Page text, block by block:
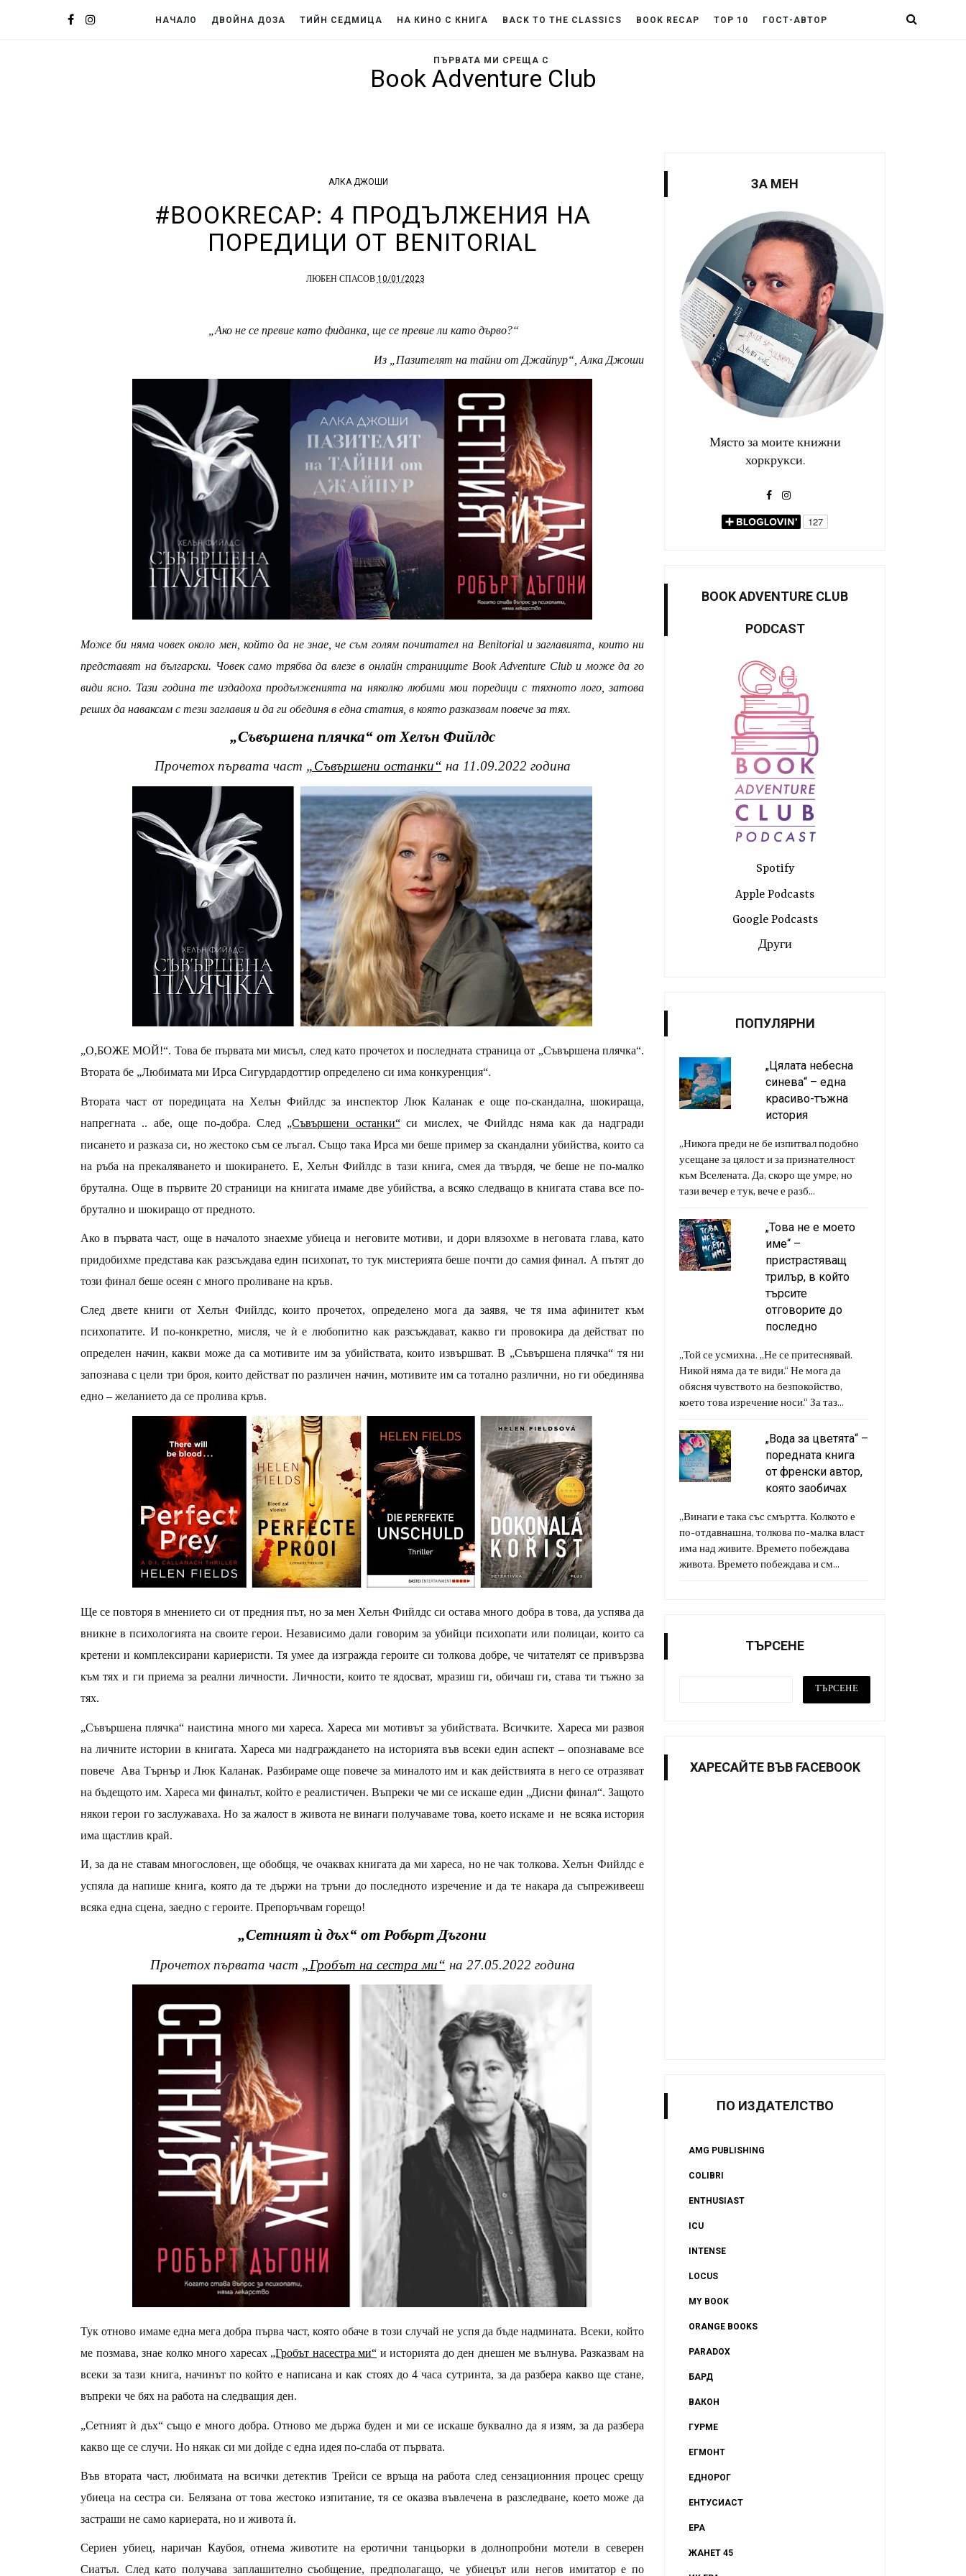
НАЧАЛО ДВОЙНА ДОЗА ТИЙН СЕДМИЦА НА КИНО С КНИГА BACK TO THE CLASSICS BOOK RECAP TOP 10 ГОСТ-АВТОР
ПЪРВАТА МИ СРЕЩА С
Book Adventure Club
АЛКА ДЖОШИ
#BOOKRECAP: 4 ПРОДЪЛЖЕНИЯ НА
ПОРЕДИЦИ ОТ BENITORIAL
ЛЮБЕН СПАСОВ 10/01/2023
„Ако не се превие като фиданка, ще се превие ли като дърво?“
Из „Пазителят на тайни от Джайпур“, Алка Джоши
Може би няма човек около мен, който да не знае, че съм голям почитател на Benitorialи заглавията, които ни
представят на български. Човек само трябва да влезе в онлайн страниците Book Adventure Clubи може да го
види ясно. Тази година те издадоха продълженията на няколко любими мои поредици с тяхното лого, затова
реших да наваксам с тези заглавия и да ги обединя в една статия, в която разказвам повече за тях.
„Съвършена плячка“ от Хелън Фийлдс
Прочетох първата част „Съвършени останки“ на 11.09.2022 година
„О,БОЖЕ МОЙ!“. Това бе първата ми мисъл, след като прочетох и последната страница от „Съвършена плячка“.
Втората бе „Любимата ми Ирса Сигурдардоттир определено си има конкуренция“.
Втората част от поредицата на Хелън Фийлдс за инспектор Люк Каланак е още по-скандална, шокираща,
напрегната .. абе, още по-добра. След „Съвършени останки“си мислех, че Фийлдс няма как да надгради
писането и разказа си, но жестоко съм се лъгал. Също така Ирса ми беше пример за скандални убийства, които са
на ръба на прекаляването и шокирането. Е, Хелън Фийлдс в тази книга, смея да твърдя, че беше не по-малко
брутална. Още в първите 20 страници на книгата имаме две убийства, а всяко следващо в книгата става все по-
брутално и шокиращо от предното.
Ако в първата част, още в началото знаехме убиеца и неговите мотиви, и дори влязохме в неговата глава, като
придобихме представа как разсъждава един психопат, то тук мистерията беше почти до самия финал. А пътят до
този финал беше осеян с много проливане на кръв.
След двете книги от Хелън Фийлдс, които прочетох, определено мога да заявя, че тя има афинитет към
психопатите. И по-конкретно, мисля, че ѝ е любопитно как разсъждават, какво ги провокира да действат по
определен начин, какви може да са мотивите им за убийствата, които извършват. В „Съвършена плячка“ тя ни
запознава с цели три броя, които действат по различен начин, мотивите им са тотално различни, но ги обединява
едно – желанието да се пролива кръв.
Ще се повторя в мнението си от предния път, но за мен Хелън Фийлдс си остава много добра в това, да успява да
вникне в психологията на своите герои. Независимо дали говорим за убийци психопати или полицаи, които са
кретени и комплексирани кариеристи. Тя умее да изгражда героите си толкова добре, че читателят се привързва
към тях и ги приема за реални личности. Личности, които те ядосват, мразиш ги, обичаш ги, става ти тъжно за
тях.
„Съвършена плячка“ наистина много ми хареса. Хареса ми мотивът за убийствата. Всичките. Хареса ми развоя
на личните истории в книгата. Хареса ми надграждането на историята във всеки един аспект – опознаваме все
повече Ава Търнър и Люк Каланак. Разбираме още повече за миналото им и как действията в него се отразяват
на бъдещото им. Хареса ми финалът, който е реалистичен. Въпреки че ми се искаше един „Дисни финал“. Защото
някои герои го заслужаваха. Но за жалост в живота не винаги получаваме това, което искаме и не всяка история
има щастлив край.
И, за да не ставам многословен, ще обобщя, че очаквах книгата да ми хареса, но не чак толкова. Хелън Фийлдс е
успяла да напише книга, която да те държи на тръни до последното изречение и да те накара да съпреживееш
всяка една сцена, заедно с героите. Препоръчвам горещо!
„Сетният ѝ дъх“ от Робърт Дъгони
Прочетох първата част „Гробът на сестра ми“ на 27.05.2022 година
Тук отново имаме една мега добра първа част, която обаче в този случай не успя да бъде надмината. Всеки, който
ме позмава, знае колко много харесах „Гробът насестра ми“ и историята до ден днешен ме вълнува. Разказвам на
всеки за тази книга, начинът по който е написана и как стоях до 4 часа сутринта, за да разбера какво ще стане,
въпреки че бях на работа на следващия ден.
„Сетният ѝ дъх“ също е много добра. Отново ме държа буден и ми се искаше буквално да я изям, за да разбера
какво ще се случи. Но някак си ми дойде с една идея по-слаба от първата.
Във втората част, любимата на всички детектив Трейси се връща на работа след сензационния процес срещу
убиеца на сестра си. Белязана от това жестоко изпитание, тя се оказва въвлечена в разследване, което може да
застраши не само кариерата, но и живота ѝ.
Сериен убиец, наричан Каубоя, отнема животите на еротични танцьорки в долнопробни мотели в северен
Сиатъл. След като получава заплашително съобщение, предполагащо, че убиецът или негов имитатор е по
ЗА МЕН
Място за моите книжни
хоркрукси.
BOOK ADVENTURE CLUB
PODCAST
Spotify
Apple Podcasts
Google Podcasts
Други
ПОПУЛЯРНИ
„Цялата небесна
синева“ – една
красиво-тъжна
история
„Никога преди не бе изпитвал подобно
усещане за цялост и за признателност
към Вселената. Да, скоро ще умре, но
тази вечер е тук, вече е разб...
„Това не е моето
име“ –
пристрастяващ
трилър, в който
търсите
отговорите до
последно
„Той се усмихна. „Не се притеснявай.
Никой няма да те види.“ Не мога да
обясня чувството на безпокойство,
което това изречение носи.“ За таз...
„Вода за цветята“ –
поредната книга
от френски автор,
която заобичах
„Винаги е така със смъртта. Колкото е
по-отдавнашна, толкова по-малка власт
има над живите. Времето побеждава
живота. Времето побеждава и см...
ТЪРСЕНЕ
ХАРЕСАЙТE ВЪВ FACEBOOK
ПО ИЗДАТЕЛСТВО
AMG PUBLISHING
COLIBRI
ENTHUSIAST
ICU
INTENSE
LOCUS
MY BOOK
ORANGE BOOKS
PARADOX
БАРД
ВАКОН
ГУРМЕ
ЕГМОНТ
ЕДНОРОГ
ЕНТУСИАСТ
ЕРА
ЖАНЕТ 45